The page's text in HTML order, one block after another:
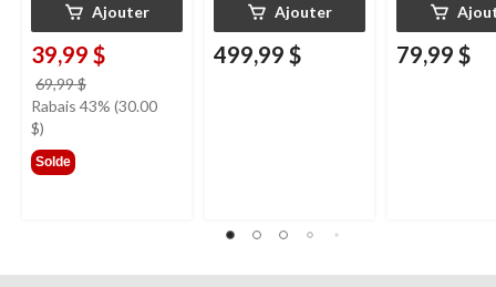
Ajouter
39,99 $
69,99 $
était
Rabais 43% (30.00
$)
Solde
Ajouter
499,99 $ 79,99 $